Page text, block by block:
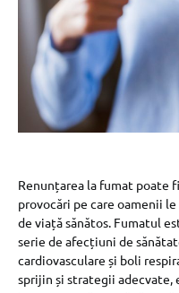
Renunțarea la fumat poate
provocări pe care oamenii
de viață sănătos. Fumatul
serie de afecțiuni de
cardiovasculare și boli
sprijin și strategii adecvate,